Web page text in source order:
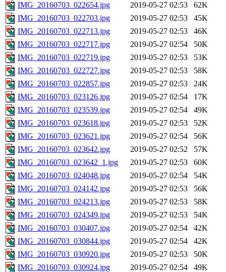
IMG_20160703_022654.jpg 2019-05-27 02:53
62K
IMG_20160703_022703.jpg
2019-05-27 02:53
45K
IMG_20160703_022713.jpg
2019-05-27 02:53
46K
IMG_20160703_022717.jpg
2019-05-27 02:54
50K
IMG_20160703_022719.jpg
2019-05-27 02:53
53K
IMG_20160703_022727.jpg
2019-05-27 02:53
58K
IMG_20160703_022857.jpg
2019-05-27 02:53
24K
IMG_20160703_023126.jpg
2019-05-27 02:54
17K
IMG_20160703_023539.jpg
2019-05-27 02:54
49K
IMG_20160703_023618.jpg
2019-05-27 02:53
52K
IMG_20160703_023621.jpg
2019-05-27 02:54
56K
IMG_20160703_023642.jpg
2019-05-27 02:52
57K
IMG_20160703_023642_1.jpg
2019-05-27 02:53
60K
IMG_20160703_024048.jpg
2019-05-27 02:54
54K
IMG_20160703_024142.jpg
2019-05-27 02:53
56K
IMG_20160703_024213.jpg
2019-05-27 02:53
58K
IMG_20160703_024349.jpg
2019-05-27 02:53
54K
IMG_20160703_030407.jpg
2019-05-27 02:54
42K
IMG_20160703_030844.jpg
2019-05-27 02:54
42K
IMG_20160703_030920.jpg
2019-05-27 02:53
50K
IMG_20160703_030924.jpg
2019-05-27 02:54
49K